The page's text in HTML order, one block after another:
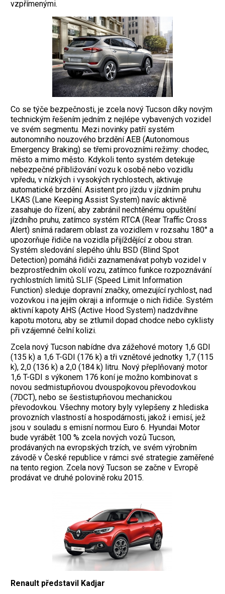
vzpřímenými.
Co se týče bezpečnosti, je zcela nový Tucson díky novým
technickým řešením jedním z nejlépe vybavených vozidel
ve svém segmentu. Mezi novinky patří systém
autonomního nouzového brzdění AEB (Autonomous
Emergency Braking) se třemi provozními režimy: chodec,
město a mimo město. Kdykoli tento systém detekuje
nebezpečné přibližování vozu k osobě nebo vozidlu
vpředu, v nízkých i vysokých rychlostech, aktivuje
automatické brzdění. Asistent pro jízdu v jízdním pruhu
LKAS (Lane Keeping Assist System) navíc aktivně
zasahuje do řízení, aby zabránil nechtěnému opuštění
jízdního pruhu, zatímco systém RTCA (Rear Traffic Cross
Alert) snímá radarem oblast za vozidlem v rozsahu 180° a
upozorňuje řidiče na vozidla přijíždějící z obou stran.
Systém sledování slepého úhlu BSD (Blind Spot
Detection) pomáhá řidiči zaznamenávat pohyb vozidel v
bezprostředním okolí vozu, zatímco funkce rozpoznávání
rychlostních limitů SLIF (Speed Limit Information
Function) sleduje dopravní značky, omezující rychlost, nad
vozovkou i na jejím okraji a informuje o nich řidiče. Systém
aktivní kapoty AHS (Active Hood System) nadzdvihne
kapotu motoru, aby se ztlumil dopad chodce nebo cyklisty
při vzájemné čelní kolizi.
Zcela nový Tucson nabídne dva zážehové motory 1,6 GDI
(135 k) a 1,6 T-GDI (176 k) a tři vznětové jednotky 1,7 (115
k), 2,0 (136 k) a 2,0 (184 k) litru. Nový přeplňovaný motor
1,6 T-GDI s výkonem 176 koní je možno kombinovat s
novou sedmistupňovou dvouspojkovou převodovkou
(7DCT), nebo se šestistupňovou mechanickou
převodovkou. Všechny motory byly vylepšeny z hlediska
provozních vlastností a hospodárnosti, jakož i emisí, jež
jsou v souladu s emisní normou Euro 6. Hyundai Motor
bude vyrábět 100 % zcela nových vozů Tucson,
prodávaných na evropských trzích, ve svém výrobním
závodě v České republice v rámci své strategie zaměřené
na tento region. Zcela nový Tucson se začne v Evropě
prodávat ve druhé polovině roku 2015.
Renault představil Kadjar